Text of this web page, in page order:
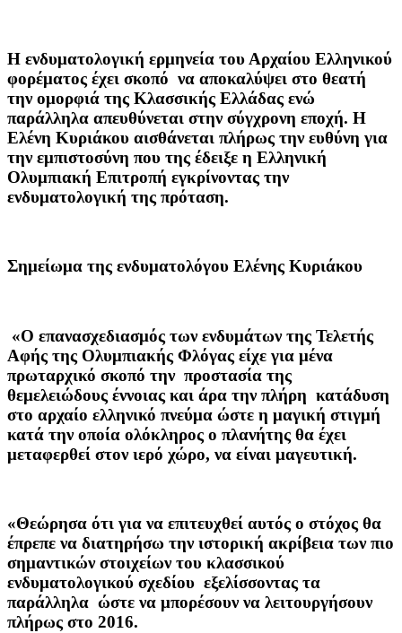
Η ενδυματολογική ερμηνεία του Αρχαίου Ελληνικού
φορέματος έχει σκοπό να αποκαλύψει στο θεατή
την ομορφιά της Κλασσικής Ελλάδας ενώ
παράλληλα απευθύνεται στην σύγχρονη εποχή. Η
Ελένη Κυριάκου αισθάνεται πλήρως την ευθύνη για
την εμπιστοσύνη που της έδειξε η Ελληνική
Ολυμπιακή Επιτροπή εγκρίνοντας την
ενδυματολογική της πρόταση.
Σημείωμα της ενδυματολόγου Ελένης Κυριάκου
«Ο επανασχεδιασμός των ενδυμάτων της Τελετής
Αφής της Ολυμπιακής Φλόγας είχε για μένα
πρωταρχικό σκοπό την προστασία της
θεμελειώδους έννοιας και άρα την πλήρη κατάδυση
στο αρχαίο ελληνικό πνεύμα ώστε η μαγική στιγμή
κατά την οποία ολόκληρος ο πλανήτης θα έχει
μεταφερθεί στον ιερό χώρο, να είναι μαγευτική.
«Θεώρησα ότι για να επιτευχθεί αυτός ο στόχος θα
έπρεπε να διατηρήσω την ιστορική ακρίβεια των πιο
σημαντικών στοιχείων του κλασσικού
ενδυματολογικού σχεδίου εξελίσσοντας τα
παράλληλα ώστε να μπορέσουν να λειτουργήσουν
πλήρως στο 2016.